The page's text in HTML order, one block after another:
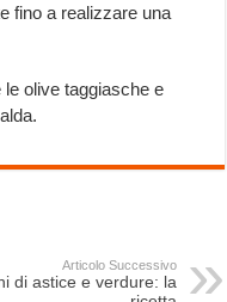
fino a realizzare una
le olive taggiasche e
Articolo Successivo
di astice e verdure: la